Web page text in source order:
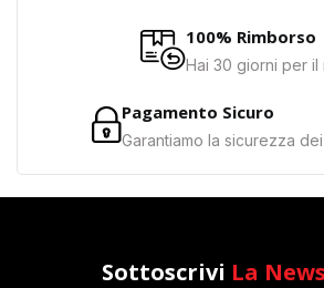
100% Rimborso
Hai 30 giorni per il
Pagamento Sicuro
Garantiamo la sicurezza
Sottoscrivi La